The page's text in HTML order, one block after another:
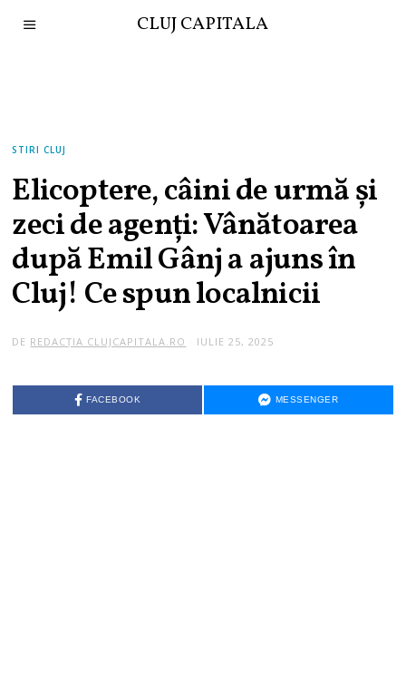
CLUJ CAPITALA
STIRI CLUJ
Elicoptere, câini de urmă și
zeci de agenți: Vânătoarea
după Emil Gânj a ajuns în
Cluj! Ce spun localnicii
DE REDACȚIA CLUJCAPITALA.RO IULIE 25, 2025
FACEBOOK MESSENGER